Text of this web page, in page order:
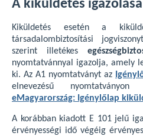
A kiküldetés igazolása
Kiküldetés esetén a
társadalombiztosítási
szerint illetékes
nyomtatvánnyal igazolja, amely
ki. Az A1 nyomtatványt az
elnevezésű
eMagyarország: Igénylőlap
A korábban kiadott E 101 jelű
érvényességi idő végéig